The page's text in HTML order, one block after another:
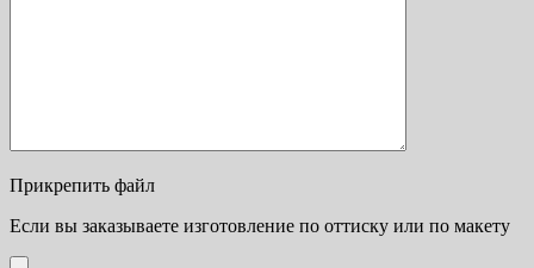
Прикрепить файл
Если вы заказываете изготовление по оттиску или по макету